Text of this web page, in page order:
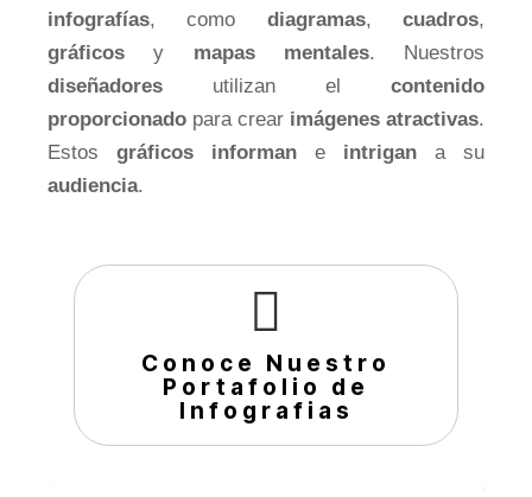
infografías, como diagramas,cuadros,
gráficos y mapas mentales. Nuestros
diseñadores utilizan el contenido
proporcionado para crear imágenes atractivas.
Estos gráficos informan e intrigan a su
audiencia.
Conoce Nuestro
Portafolio de
Infografias